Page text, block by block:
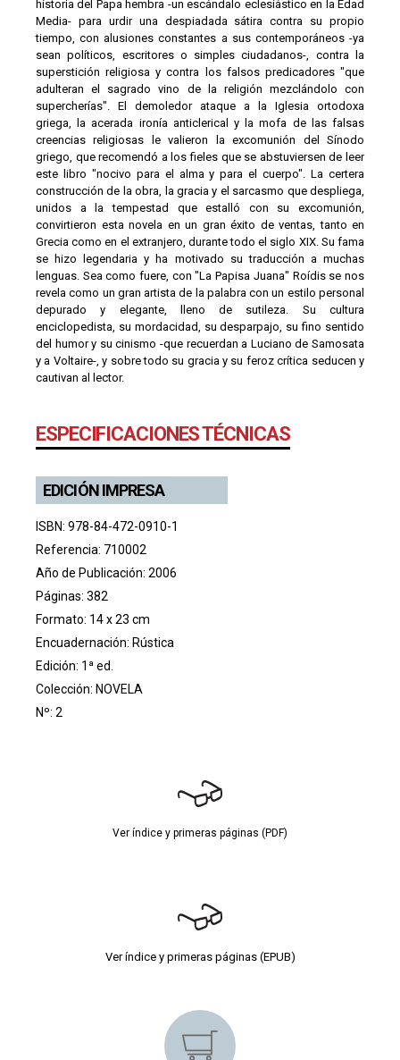
historia del Papa hembra -un escándalo eclesiástico en la Edad
Media- para urdir una despiadada sátira contra su propio
tiempo, con alusiones constantes a sus contemporáneos -ya
sean políticos, escritores o simples ciudadanos-, contra la
superstición religiosa y contra los falsos predicadores "que
adulteran el sagrado vino de la religión mezclándolo con
supercherías". El demoledor ataque a la Iglesia ortodoxa
griega, la acerada ironía anticlerical y la mofa de las falsas
creencias religiosas le valieron la excomunión del Sínodo
griego, que recomendó a los fieles que se abstuviersen de leer
este libro "nocivo para el alma y para el cuerpo". La certera
construcción de la obra, la gracia y el sarcasmo que despliega,
unidos a la tempestad que estalló con su excomunión,
convirtieron esta novela en un gran éxito de ventas, tanto en
Grecia como en el extranjero, durante todo el siglo XIX. Su fama
se hizo legendaria y ha motivado su traducción a muchas
lenguas. Sea como fuere, con "La Papisa Juana" Roídis se nos
revela como un gran artista de la palabra con un estilo personal
depurado y elegante, lleno de sutileza. Su cultura
enciclopedista, su mordacidad, su desparpajo, su fino sentido
del humor y su cinismo -que recuerdan a Luciano de Samosata
y a Voltaire-, y sobre todo su gracia y su feroz crítica seducen y
cautivan al lector.
ESPECIFICACIONES TÉCNICAS
EDICIÓN IMPRESA
ISBN: 978-84-472-0910-1
Referencia: 710002
Año de Publicación: 2006
Páginas: 382
Formato: 14 x 23 cm
Encuadernación: Rústica
Edición: 1ª ed.
Colección: NOVELA
Nº: 2
Ver índice y primeras páginas (PDF)
Ver índice y primeras páginas (EPUB)